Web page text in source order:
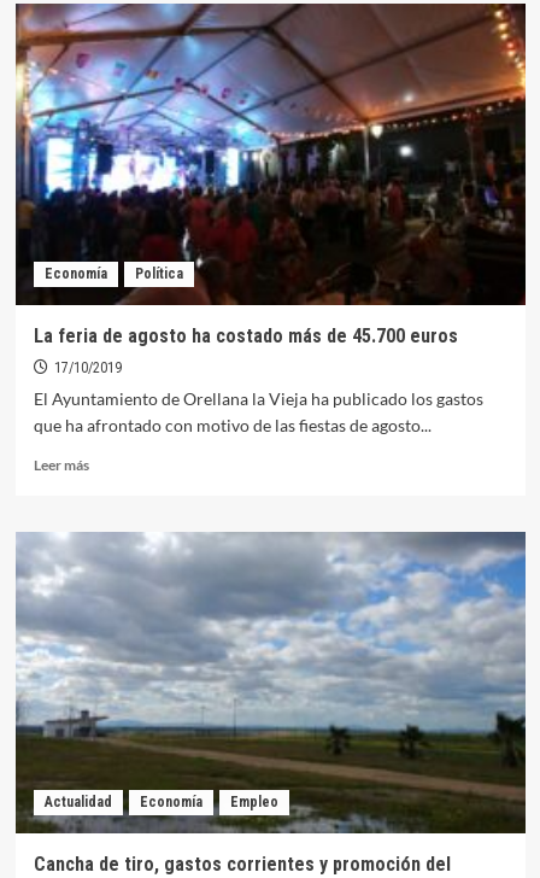
Plan
Cohesiona
de
la
Diputación
deja
en
Orellana
más
90.000
euros
Economía Política
La feria de agosto ha costado más de 45.700 euros
17/10/2019
El Ayuntamiento de Orellana la Vieja ha publicado los gastos
que ha afrontado con motivo de las fiestas de agosto...
Leer másLeer
La
feria
costado
más
de
45.700
euros
Actualidad Economía Empleo
Cancha de tiro, gastos corrientes y promoción del